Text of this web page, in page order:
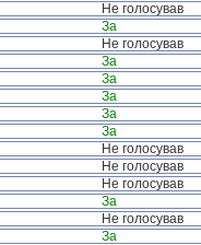
Не голосував
За
Не голосував
За
За
За
За
За
Не голосував
Не голосував
Не голосував
За
Не голосував
За